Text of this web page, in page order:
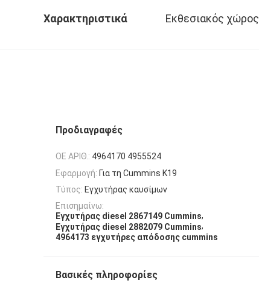
Χαρακτηριστικά Εκθεσιακός χώρος
Προδιαγραφές
OE ΑΡΙΘ.: 4964170 4955524
Εφαρμογή: Για τη Cummins K19
Τύπος: Εγχυτήρας καυσίμων
Επισημαίνω:
Εγχυτήρας diesel 2867149 Cummins,
Εγχυτήρας diesel 2882079 Cummins,
4964173 εγχυτήρες απόδοσης cummins
Βασικές πληροφορίες